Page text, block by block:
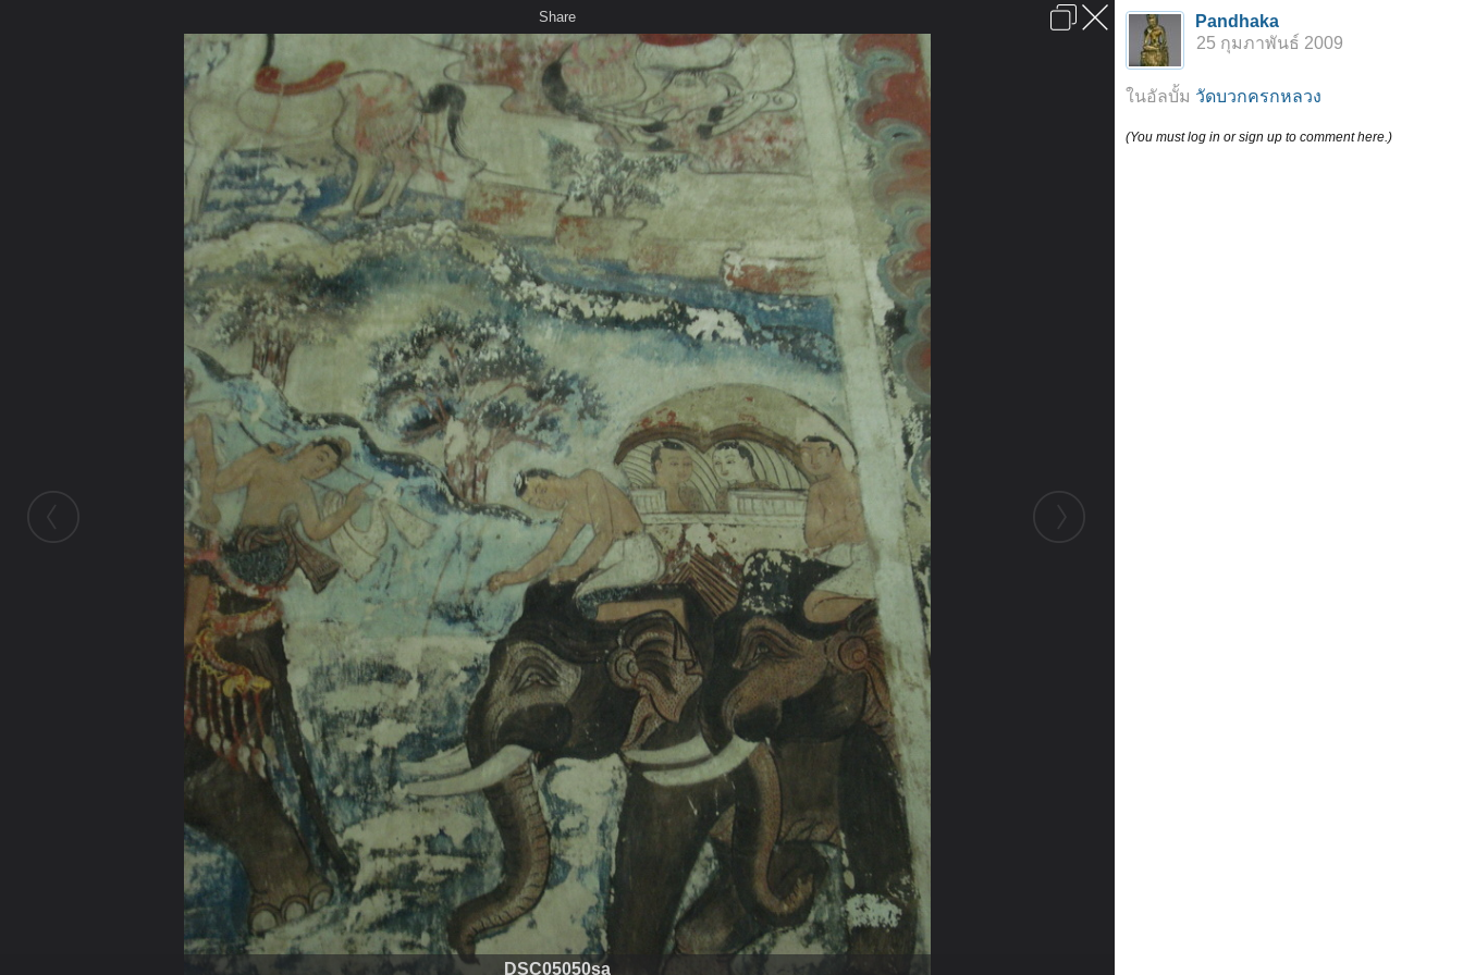
เข้าสู่ระบบหรือลงทะเบียน
General Pandhaka วัดบวกครกหลวง
เว็บบอร์ด มีอะไรใหม่ วิดีโอ รูปภาพ
มีอะไรใหม่ คอลเล็คชั่น สถานที่ กล้อง
เสียงธรรม สมาชิก ห้องสนทนา
ลงโฆษณา ติดต่อเรา ช่วยเหลือ
Share
DSC05050sa
Pandhaka
25 กุมภาพันธ์ 2009
ในอัลบั้ม วัดบวกครกหลวง
(You must log in or sign up to comment here.)